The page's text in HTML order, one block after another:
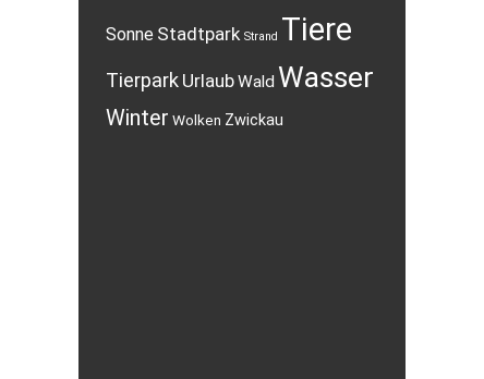
Sonne Stadtpark Strand Tiere
Tierpark UrlaubWald Wasser
Winter Wolken Zwickau